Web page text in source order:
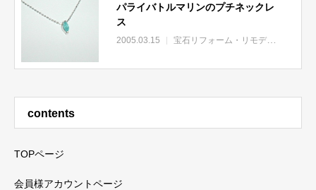
パライバトルマリンのプチネックレ
ス
2005.03.15 宝石リフォーム・リモデル
contents
TOPページ
会員様アカウントページ